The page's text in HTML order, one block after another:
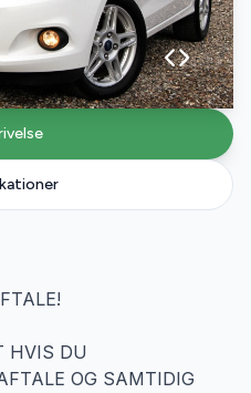
HVIS DU
OG SAMTIDIG